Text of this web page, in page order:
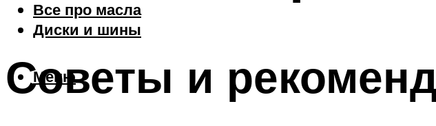
Все про масла
Диски и шины
Меню
Советы и